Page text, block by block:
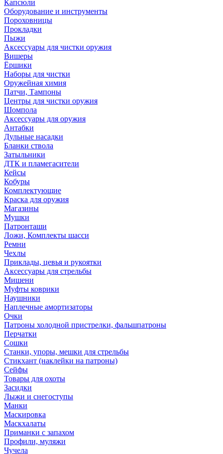
Капсюли
Оборудование и инструменты
Пороховницы
Прокладки
Пыжи
Аксессуары для чистки оружия
Вишеры
Ёршики
Наборы для чистки
Оружейная химия
Патчи, Тампоны
Центры для чистки оружия
Шомпола
Аксессуары для оружия
Антабки
Дульные насадки
Бланки ствола
Затыльники
ДТК и пламегасители
Кейсы
Кобуры
Комплектующие
Краска для оружия
Магазины
Мушки
Патронташи
Ложи, Комплекты шасси
Ремни
Чехлы
Приклады, цевья и рукоятки
Аксессуары для стрельбы
Мишени
Муфты коврики
Наушники
Наплечные амортизаторы
Очки
Патроны холодной пристрелки, фальшпатроны
Перчатки
Сошки
Станки, упоры, мешки для стрельбы
Стикхант (наклейки на патроны)
Сейфы
Товары для охоты
Засидки
Лыжи и снегоступы
Манки
Маскировка
Маскхалаты
Приманки с запахом
Профили, муляжи
Чучела